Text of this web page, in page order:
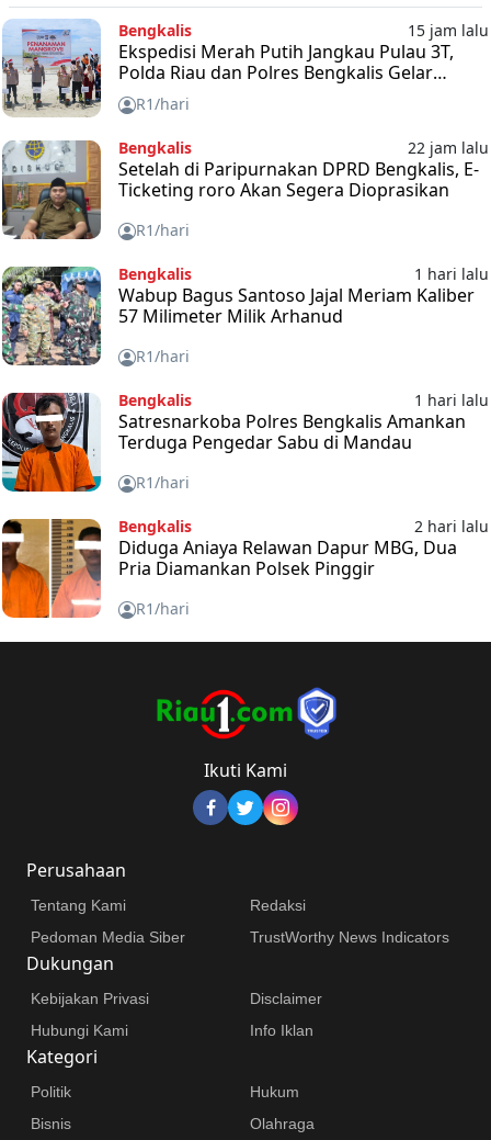
Bengkalis 15 jam lalu
Ekspedisi Merah Putih Jangkau Pulau 3T,
Polda Riau dan Polres Bengkalis Gelar
Baksos
R1/hari
Bengkalis 22 jam lalu
Setelah di Paripurnakan DPRD Bengkalis, E-
Ticketing roro Akan Segera Dioprasikan
R1/hari
Bengkalis 1 hari lalu
Wabup Bagus Santoso Jajal Meriam Kaliber
57 Milimeter Milik Arhanud
R1/hari
Bengkalis 1 hari lalu
Satresnarkoba Polres Bengkalis Amankan
Terduga Pengedar Sabu di Mandau
R1/hari
Bengkalis 2 hari lalu
Diduga Aniaya Relawan Dapur MBG, Dua
Pria Diamankan Polsek Pinggir
R1/hari
Ikuti Kami
Perusahaan
Tentang Kami
Redaksi
Pedoman Media Siber
TrustWorthy News Indicators
Dukungan
Kebijakan Privasi
Disclaimer
Hubungi Kami
Info Iklan
Kategori
Politik
Hukum
Bisnis
Olahraga